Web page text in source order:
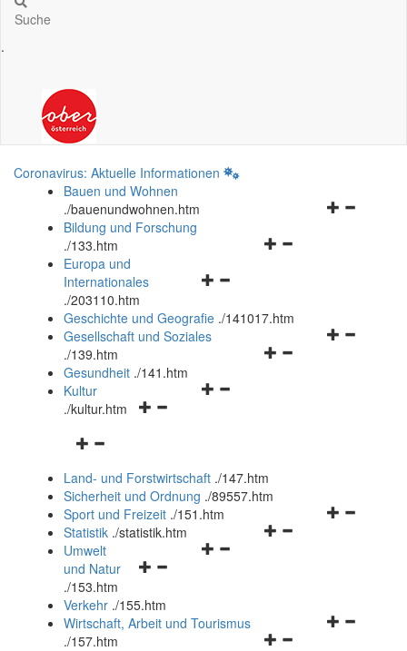
Suche
.
Coronavirus: Aktuelle Informationen
Bauen und Wohnen
./bauenundwohnen.htm
Navigationsmenü
Bildung und Forschung
./133.htm
Navigationsmenü
und
schließen
Europa und
Internationales
./203110.htm
Geschichte und Geografie ./141017.htm
Navigationsmenü
Gesellschaft und Soziales
./139.htm
Navigationsmenü
Gesundheit ./141.htm
Navigationsmenü
Kultur
./kultur.htm
Navigationsmenü
und
schließen
Land- und Forstwirtschaft ./147.htm
Sicherheit und Ordnung ./89557.htm
Navigationsmenü
Sport und Freizeit ./151.htm
Navigationsmenü
Statistik ./statistik.htm
Navigationsmenü
und
schließen
Umwelt
und Natur
./153.htm
Verkehr ./155.htm
Navigationsmenü
Wirtschaft, Arbeit und Tourismus
./157.htm